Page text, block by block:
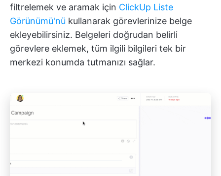
filtrelemek ve aramak için ClickUp Liste
Görünümü'nü kullanarak görevlerinize belge
ekleyebilirsiniz. Belgeleri doğrudan belirli
görevlere eklemek, tüm ilgili bilgileri tek bir
merkezi konumda tutmanızı sağlar.